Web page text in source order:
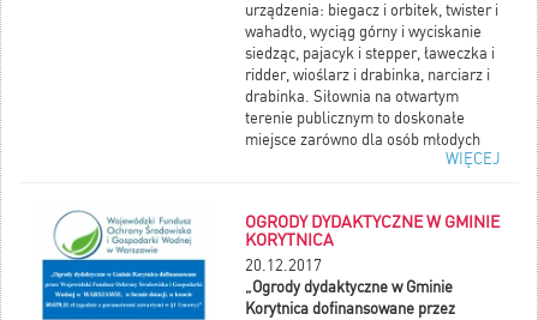
urządzenia: biegacz i orbitek, twister i
wahadło, wyciąg górny i wyciskanie
siedząc, pajacyk i stepper, ławeczka i
ridder, wioślarz i drabinka, narciarz i
drabinka. Siłownia na otwartym
terenie publicznym to doskonałe
miejsce zarówno dla osób młodych
aktywnych, jak i ludzi starszych, które
integracji, ale również interesujący
obiekt małej architektury.
WIĘCEJ
OGRODY DYDAKTYCZNE W GMINIE
KORYTNICA
20.12.2017
„Ogrody dydaktyczne w Gminie
Korytnica dofinansowane przez